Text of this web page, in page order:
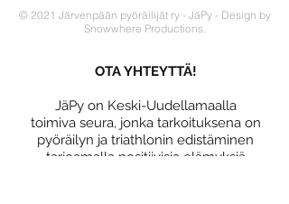
© 2021 Järvenpään pyöräilijät ry - JäPy - Design by
Snowwhere Productions.
OTA YHTEYTTÄ!
JäPy on Keski-Uudellamaalla
toimiva seura, jonka tarkoituksena on
pyöräilyn ja triathlonin edistäminen
tarjoamalla positiivisia elämyksiä